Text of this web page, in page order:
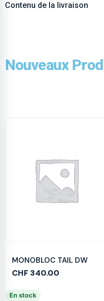
Contenu de la livraison
Nouveaux
MONOBLOC TAIL DW
CHF340.00
En stock